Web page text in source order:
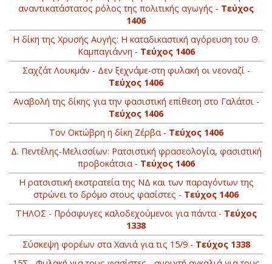
αναντικατάστατος ρόλος της πολιτικής αγωγής - Τεύχος
1406
Η δίκη της Χρυσής Αυγής: H καταδικαστική αγόρευση του Θ.
Καμπαγιάννη - Τεύχος 1406
Σαχζάτ Λουκμάν - Δεν ξεχνάμε-στη φυλακή οι νεοναζί -
Τεύχος 1406
Αναβολή της δίκης για την φασιστική επίθεση στο Γαλάτσι -
Τεύχος 1406
Τον Οκτώβρη η δίκη Ζέρβα - Τεύχος 1406
Δ. Πεντέλης-Μελισσίων: Ρατσιστική φρασεολογία, φασιστική
προβοκάτσια - Τεύχος 1406
Η ρατσιστική εκστρατεία της ΝΔ και των παραγόντων της
στρώνει το δρόμο στους φασίστες - Τεύχος 1406
ΤΗΛΟΣ - Πρόσφυγες καλοδεχούμενοι για πάντα - Τεύχος
1338
Σύσκεψη φορέων στα Χανιά για τις 15/9 - Τεύχος 1338